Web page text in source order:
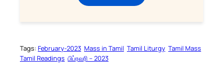
Tags: February-2023 Mass in Tamil Tamil Liturgy Tamil Mass
Tamil Readings பிப்ரவரி – 2023